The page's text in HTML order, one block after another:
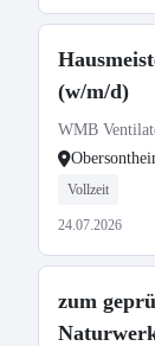
(w/m/d)
WMB
Vollzeit
24.07.2026
zum